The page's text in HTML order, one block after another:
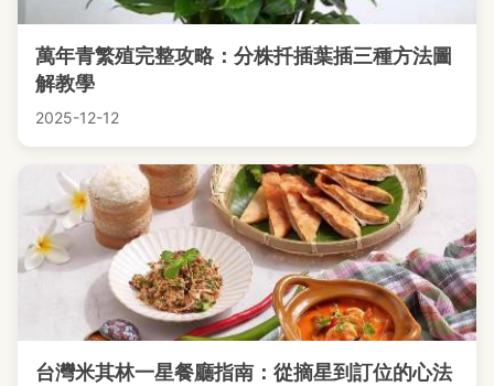
萬年青繁殖完整攻略：分株扦插葉插三種方法圖
解教學
2025-12-12
台灣米其林一星餐廳指南：從摘星到訂位的心法